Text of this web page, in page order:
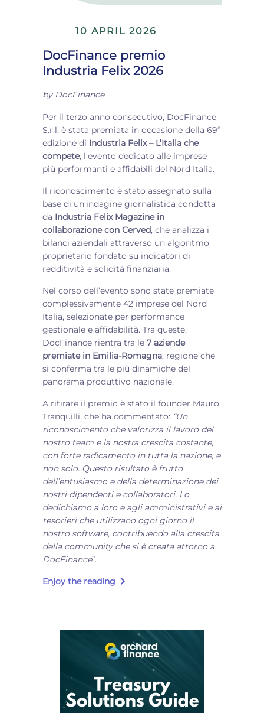
10 APRIL 2026
DocFinance premio
Industria Felix 2026
by DocFinance
Per il terzo anno consecutivo, DocFinance
S.r.l. è stata premiata in occasione della 69ª
edizione di Industria Felix – L’Italia che
compete, l'evento dedicato alle imprese
più performanti e affidabili del Nord Italia.
Il riconoscimento è stato assegnato sulla
base di un’indagine giornalistica condotta
da Industria Felix Magazine in
collaborazione con Cerved, che analizza i
bilanci aziendali attraverso un algoritmo
proprietario fondato su indicatori di
redditività e solidità finanziaria.
Nel corso dell’evento sono state premiate
complessivamente 42 imprese del Nord
Italia, selezionate per performance
gestionale e affidabilità. Tra queste,
DocFinance rientra tra le 7 aziende
premiate in Emilia-Romagna, regione che
si conferma tra le più dinamiche del
panorama produttivo nazionale.
A ritirare il premio è stato il founder Mauro
Tranquilli, che ha commentato: “Un
riconoscimento che valorizza il lavoro del
nostro team e la nostra crescita costante,
con forte radicamento in tutta la nazione, e
non solo. Questo risultato è frutto
dell’entusiasmo e della determinazione dei
nostri dipendenti e collaboratori. Lo
dedichiamo a loro e agli amministrativi e ai
tesorieri che utilizzano ogni giorno il
nostro software, contribuendo alla crescita
della community che si è creata attorno a
DocFinance”.
Enjoy the reading